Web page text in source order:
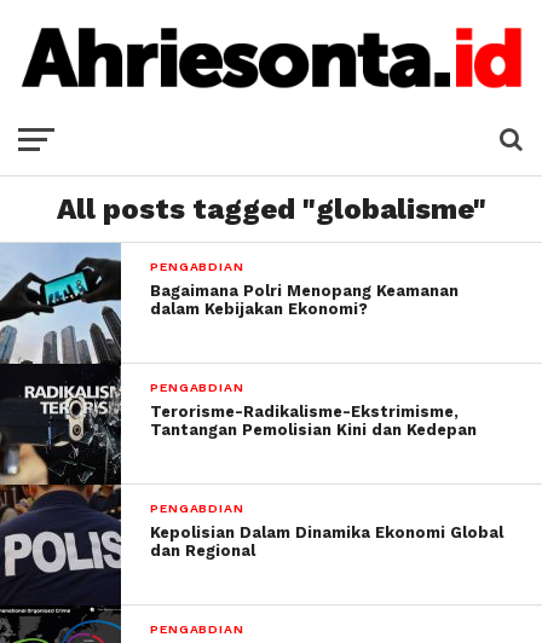
All posts tagged "globalisme"
PENGABDIAN
Bagaimana Polri Menopang Keamanan
dalam Kebijakan Ekonomi?
PENGABDIAN
Terorisme-Radikalisme-Ekstrimisme,
Tantangan Pemolisian Kini dan Kedepan
PENGABDIAN
Kepolisian Dalam Dinamika Ekonomi Global
dan Regional
PENGABDIAN